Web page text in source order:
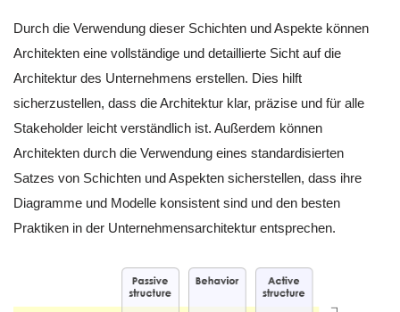
Durch die Verwendung dieser Schichten und Aspekte können
Architekten eine vollständige und detaillierte Sicht auf die
Architektur des Unternehmens erstellen. Dies hilft
sicherzustellen, dass die Architektur klar, präzise und für alle
Stakeholder leicht verständlich ist. Außerdem können
Architekten durch die Verwendung eines standardisierten
Satzes von Schichten und Aspekten sicherstellen, dass ihre
Diagramme und Modelle konsistent sind und den besten
Praktiken in der Unternehmensarchitektur entsprechen.